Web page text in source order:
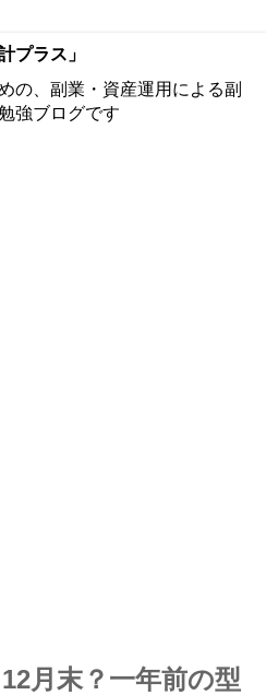
プラス」
の、副業・資産運用による副
強ブログです
月末？一年前の型